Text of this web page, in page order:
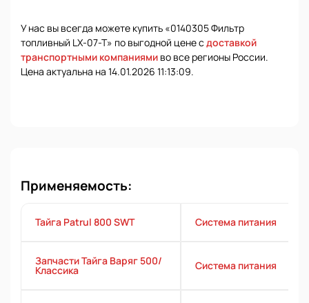
У нас вы всегда можете купить «0140305 Фильтр
топливный LX-07-T» по выгодной цене с доставкой
транспортными компаниями во все регионы России.
Цена актуальна на 14.01.2026 11:13:09.
Применяемость:
Тайга Patrul 800 SWT Система питания
Запчасти Тайга Варяг 500/
Классика Система питания